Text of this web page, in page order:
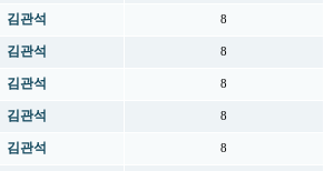
김관석 8
김관석 8
김관석 8
김관석 8
김관석 8